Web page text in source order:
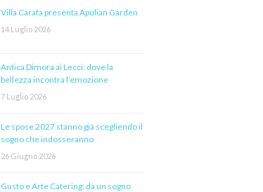
Villa Carafa presenta Apulian Garden
14 Luglio 2026
Antica Dimora ai Lecci: dove la
bellezza incontra l’emozione
7 Luglio 2026
Le spose 2027 stanno già scegliendo il
sogno che indosseranno
26 Giugno 2026
Gusto e Arte Catering: da un sogno